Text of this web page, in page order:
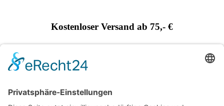
Kostenloser Versand ab 75,- €
Handgefertigt in Europa